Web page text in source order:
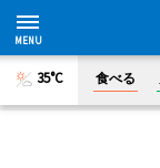
35°C 食べる